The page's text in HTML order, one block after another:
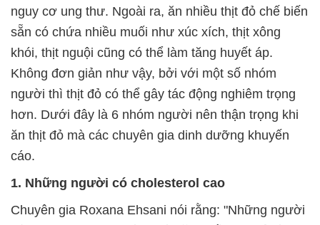
nguy cơ ung thư. Ngoài ra, ăn nhiều thịt đỏ chế biến
sẵn có chứa nhiều muối như xúc xích, thịt xông
khói, thịt nguội cũng có thể làm tăng huyết áp.
Không đơn giản như vậy, bởi với một số nhóm
người thì thịt đỏ có thể gây tác động nghiêm trọng
hơn. Dưới đây là 6 nhóm người nên thận trọng khi
ăn thịt đỏ mà các chuyên gia dinh dưỡng khuyến
cáo.
1. Những người có cholesterol cao
Chuyên gia Roxana Ehsani nói rằng: "Những người